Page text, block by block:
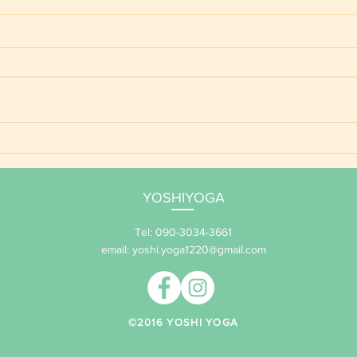
サポート 2026
YOSHIYOGA
Tel: 090-3034-3661
email: yoshi.yoga1220@gmail.com
​©2016 YOSHI YOGA